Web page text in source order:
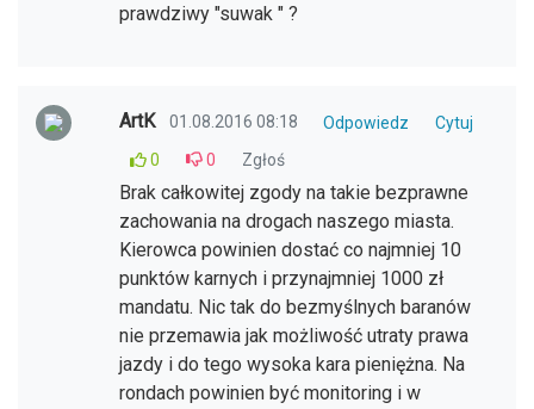
prawdziwy "suwak " ?
ArtK 01.08.2016 08:18 Odpowiedz
Cytuj
0
0 Zgłoś
Brak całkowitej zgody na takie bezprawne
zachowania na drogach naszego miasta.
Kierowca powinien dostać co najmniej 10
punktów karnych i przynajmniej 1000 zł
mandatu. Nic tak do bezmyślnych baranów
nie przemawia jak możliwość utraty prawa
jazdy i do tego wysoka kara pieniężna. Na
rondach powinien być monitoring i w